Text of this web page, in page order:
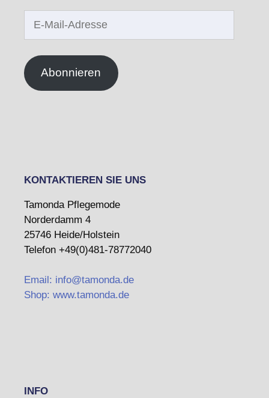
Mail-
Abonnieren
KONTAKTIEREN SIE UNS
Tamonda Pflegemode
Norderdamm 4
25746 Heide/Holstein
Telefon +49(0)481-78772040
Email: info@tamonda.de
Shop: www.tamonda.de
INFO